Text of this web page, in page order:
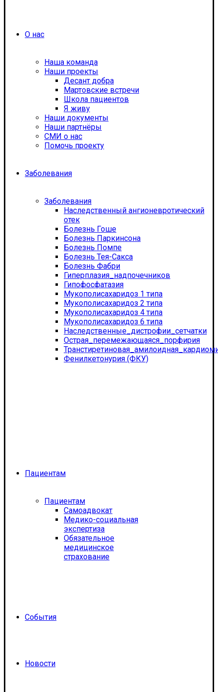
О нас
Наша команда
Наши проекты
Десант добра
Мартовские встречи
Школа пациентов
Я живу
Наши документы
Наши партнёры
СМИ о нас
Помочь проекту
Заболевания
Заболевания
Наследственный ангионевротический
отек
Болезнь Гоше
Болезнь Паркинсона
Болезнь Помпе
Болезнь Тея-Сакса
Болезнь Фабри
Гиперплазия_надпочечников
Гипофосфатазия
Мукополисахаридоз 1 типа
Мукополисахаридоз 2 типа
Мукополисахаридоз 4 типа
Мукополисахаридоз 6 типа
Наследственные_дистрофии_сетчатки
Острая_перемежающаяся_порфирия
Фенилкетонурия (ФКУ)
Пациентам
Пациентам
Самоадвокат
Медико-социальная
экспертиза
Обязательное
медицинское
страхование
События
Новости